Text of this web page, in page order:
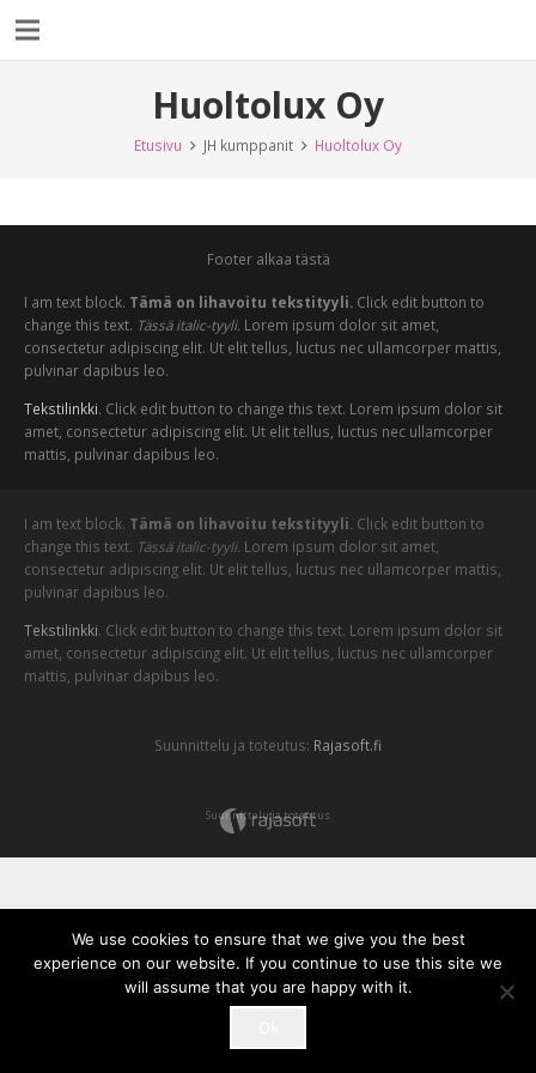
Huoltolux Oy
Etusivu JH kumppanit Huoltolux Oy
Footer alkaa tästä
I am text block. Tämä on lihavoitu tekstityyli.Click edit button to
change this text. Tässä italic-tyyli. Lorem ipsum dolor sit amet,
consectetur adipiscing elit. Ut elit tellus, luctus nec ullamcorper mattis,
pulvinar dapibus leo.
Tekstilinkki. Click edit button to change this text. Lorem ipsum dolor sit
amet, consectetur adipiscing elit. Ut elit tellus, luctus nec ullamcorper
mattis, pulvinar dapibus leo.
I am text block. Tämä on lihavoitu tekstityyli. Click edit button to
change this text. Tässä italic-tyyli. Lorem ipsum dolor sit amet,
consectetur adipiscing elit. Ut elit tellus, luctus nec ullamcorper mattis,
pulvinar dapibus leo.
Tekstilinkki. Click edit button to change this text. Lorem ipsum dolor sit
amet, consectetur adipiscing elit. Ut elit tellus, luctus nec ullamcorper
mattis, pulvinar dapibus leo.
Suunnittelu ja toteutus: Rajasoft.fi
Suunnittelu ja toteutus
We use cookies to ensure that we give you the best
experience on our website. If you continue to use this site we
will assume that you are happy with it.